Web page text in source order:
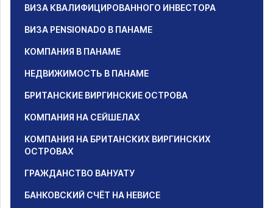
ВИЗА КВАЛИФИЦИРОВАННОГО ИНВЕСТОРА
ВИЗА PENSIONADO В ПАНАМЕ
КОМПАНИЯ В ПАНАМЕ
НЕДВИЖИМОСТЬ В ПАНАМЕ
БРИТАНСКИЕ ВИРГИНСКИЕ ОСТРОВА
КОМПАНИЯ НА СЕЙШЕЛАХ
КОМПАНИЯ НА БРИТАНСКИХ ВИРГИНСКИХ
ОСТРОВАХ
ГРАЖДАНСТВО ВАНУАТУ
БАНКОВСКИЙ СЧЁТ НА НЕВИСЕ